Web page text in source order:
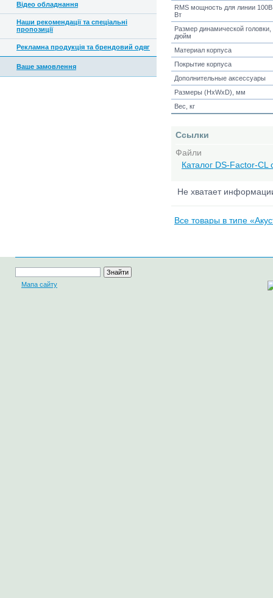
Відео обладнання
Наши рекомендації та спеціальні
пропозиції
Рекламна продукція та брендовий одяг
Ваше замовлення
RMS мощность для линии
Вт
Размер динамической головки,
дюйм
Материал корпуса
Покрытие корпуса
Дополнительные аксессуары
Размеры (HxWxD), мм
Вес, кг
Ссылки
Файли
Каталог DS-Factor-CL
Не хватает
Все товары в типе
Мапа сайту